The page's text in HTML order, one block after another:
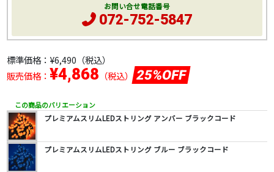
標準価格： ¥6,490 （税込）
販売価格： ¥4,868 （税込） 25%OFF
この商品のバリエーション
プレミアムスリムLEDストリング アンバー ブラックコード
プレミアムスリムLEDストリング ブルー ブラックコード
お問い合せ電話番号
072-752-5847